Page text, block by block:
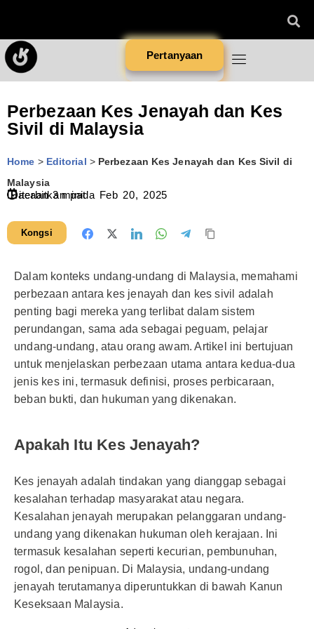
Pertanyaan
Perbezaan Kes Jenayah dan Kes
Sivil di Malaysia
Home > Editorial > Perbezaan Kes Jenayah dan Kes Sivil di
Malaysia
Diterbitkan pada Feb 20, 2025
Bacaan3 minit
Kongsi
Dalam konteks undang-undang di Malaysia, memahami
perbezaan antara kes jenayah dan kes sivil adalah
penting bagi mereka yang terlibat dalam sistem
perundangan, sama ada sebagai peguam, pelajar
undang-undang, atau orang awam. Artikel ini bertujuan
untuk menjelaskan perbezaan utama antara kedua-dua
jenis kes ini, termasuk definisi, proses perbicaraan,
beban bukti, dan hukuman yang dikenakan.
Apakah Itu Kes Jenayah?
Kes jenayah adalah tindakan yang dianggap sebagai
kesalahan terhadap masyarakat atau negara.
Kesalahan jenayah merupakan pelanggaran undang-
undang yang dikenakan hukuman oleh kerajaan. Ini
termasuk kesalahan seperti kecurian, pembunuhan,
rogol, dan penipuan. Di Malaysia, undang-undang
jenayah terutamanya diperuntukkan di bawah Kanun
Keseksaan Malaysia.